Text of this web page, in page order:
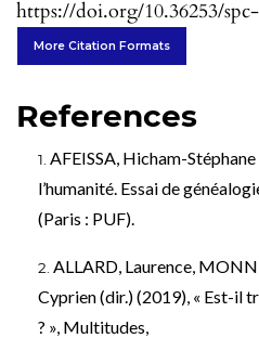
https://doi.org/10.36253/
More Citation Formats
References
AFEISSA, Hicham-
l’humanité. Essai de
(Paris : PUF).
ALLARD, Laurence,
Cyprien (dir.) (2019), « Est-il
? », Multitudes,